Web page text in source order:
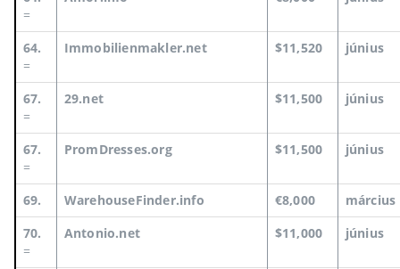
=
64.
=
Immobilienmakler.net $11,520 június
67.
=
29.net $11,500 június
67.
=
PromDresses.org $11,500 június
69. WarehouseFinder.info €8,000
március
70.
=
Antonio.net $11,000 június